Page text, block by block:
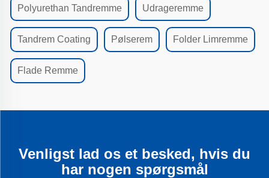
Polyurethan Tandremme Udrageremme
Tandrem Coating Pølserem Folder Limremme
Flade Remme
Venligst lad os et besked, hvis du
har nogen spørgsmål